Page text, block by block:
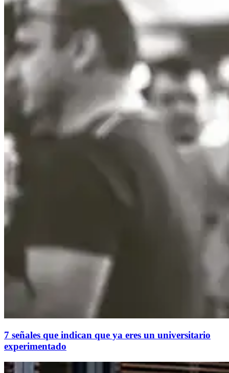
7 señales que indican que ya eres un universitario
experimentado